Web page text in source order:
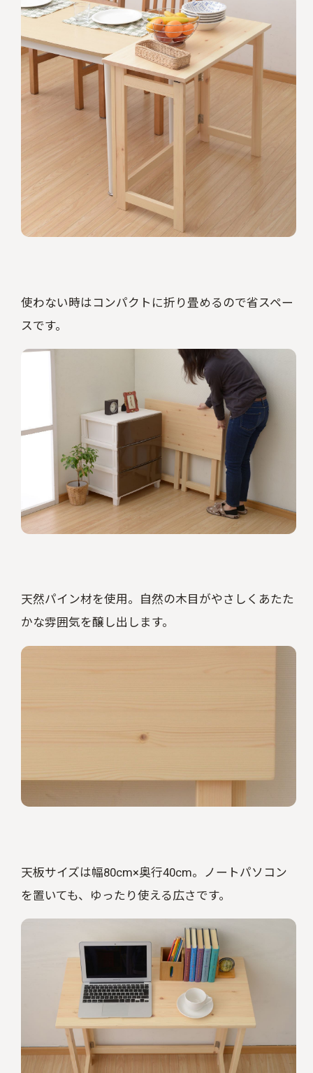
使わない時はコンパクトに折り畳めるので省スペー
スです。
天然パイン材を使用。自然の木目がやさしくあたた
かな雰囲気を醸し出します。
天板サイズは幅80cm×奥行40cm。ノートパソコン
を置いても、ゆったり使える広さです。